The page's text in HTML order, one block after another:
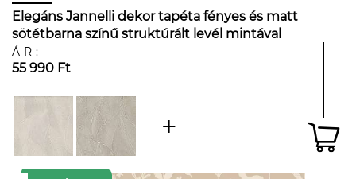
Elegáns Jannelli dekor tapéta fényes és matt
sötétbarna színű struktúrált levél mintával
ÁR:
55 990 Ft